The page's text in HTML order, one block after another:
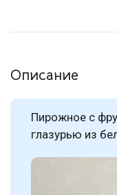
Описание
Пирожное с
глазурью из